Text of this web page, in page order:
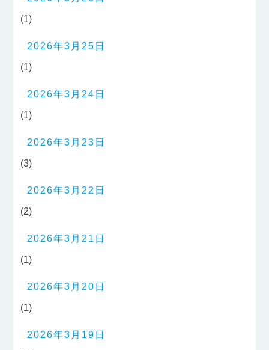
(1)
2026年3月25日
(1)
2026年3月24日
(1)
2026年3月23日
(3)
2026年3月22日
(2)
2026年3月21日
(1)
2026年3月20日
(1)
2026年3月19日